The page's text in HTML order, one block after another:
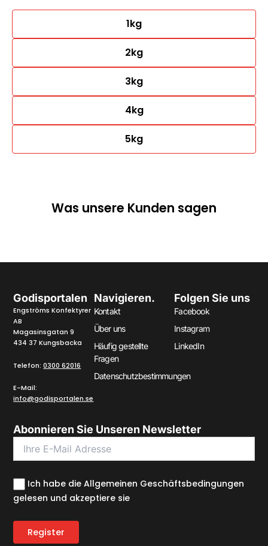
1kg
2kg
3kg
4kg
5kg
Was unsere Kunden sagen
Godisportalen
Engströms Konfektyrer
AB
Magasinsgatan 9
434 37 Kungsbacka
Telefon:0300 62016
E-Mail:
info@godisportalen.se
Navigieren.
Kontakt
Über uns
Häufig gestellte
Fragen
Datenschutzbestimmungen
Folgen Sie uns
Facebook
Instagram
LinkedIn
Abonnieren Sie Unseren Newsletter
Ich habe die Allgemeinen Geschäftsbedingungen
gelesen und akzeptiere sie